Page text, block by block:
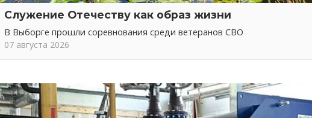
Служение Отечеству как образ жизни
В Выборге прошли соревнования среди ветеранов СВО
07 августа 2026